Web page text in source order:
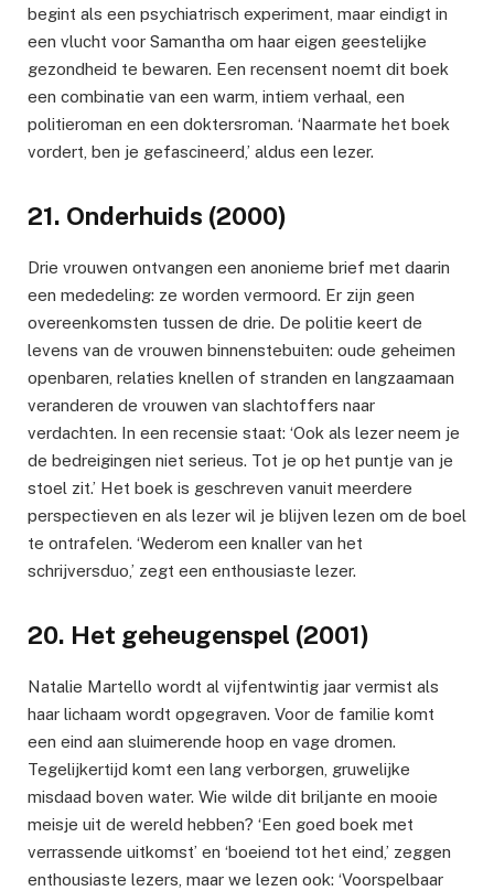
begint als een psychiatrisch experiment, maar eindigt in
een vlucht voor Samantha om haar eigen geestelijke
gezondheid te bewaren. Een recensent noemt dit boek
een combinatie van een warm, intiem verhaal, een
politieroman en een doktersroman. ‘Naarmate het boek
vordert, ben je gefascineerd,’ aldus een lezer.
21. Onderhuids (2000)
Drie vrouwen ontvangen een anonieme brief met daarin
een mededeling: ze worden vermoord. Er zijn geen
overeenkomsten tussen de drie. De politie keert de
levens van de vrouwen binnenstebuiten: oude geheimen
openbaren, relaties knellen of stranden en langzaamaan
veranderen de vrouwen van slachtoffers naar
verdachten. In een recensie staat: ‘Ook als lezer neem je
de bedreigingen niet serieus. Tot je op het puntje van je
stoel zit.’ Het boek is geschreven vanuit meerdere
perspectieven en als lezer wil je blijven lezen om de boel
te ontrafelen. ‘Wederom een knaller van het
schrijversduo,’ zegt een enthousiaste lezer.
20. Het geheugenspel (2001)
Natalie Martello wordt al vijfentwintig jaar vermist als
haar lichaam wordt opgegraven. Voor de familie komt
een eind aan sluimerende hoop en vage dromen.
Tegelijkertijd komt een lang verborgen, gruwelijke
misdaad boven water. Wie wilde dit briljante en mooie
meisje uit de wereld hebben? ‘Een goed boek met
verrassende uitkomst’ en ‘boeiend tot het eind,’ zeggen
enthousiaste lezers, maar we lezen ook: ‘Voorspelbaar